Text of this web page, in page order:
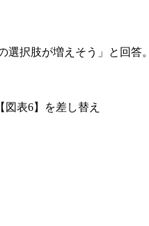
択肢が増えそう」と回答
表6】を差し替え